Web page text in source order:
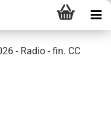
- Radio - fin. CC